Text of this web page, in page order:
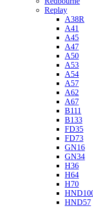
Replay
A38R
A41
A45
A47
A50
A53
A54
A57
A62
A67
B111
B133
FD35
FD73
GN16
GN34
H36
H64
H70
HND57